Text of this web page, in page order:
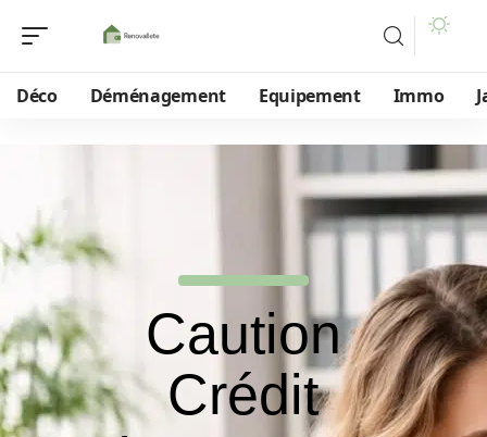
Déco Déménagement Equipement Immo
Caution
Crédit